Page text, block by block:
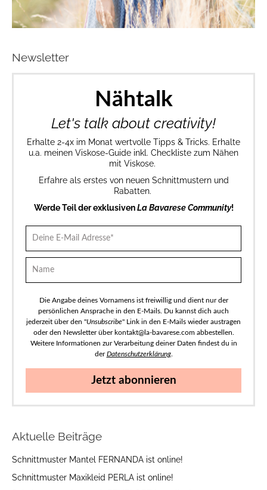
Newsletter
Nähtalk
Let's talk about creativity!
Erhalte 2-4x im Monat wertvolle Tipps & Tricks. Erhalte
u.a. meinen Viskose-Guide inkl. Checkliste zum Nähen
mit Viskose.
Erfahre als erstes von neuen Schnittmustern und
Rabatten.
Werde Teil der exklusivenLa Bavarese Community!
Die Angabe deines Vornamens ist freiwillig und dient nur der
persönlichen Ansprache in den E-Mails. Du kannst dich auch
jederzeit über den "Unsubscribe" Link in den E-Mails wieder austragen
oder den Newsletter über kontakt@la-bavarese.com abbestellen.
Weitere Informationen zur Verarbeitung deiner Daten findest du in
derDatenschutzerklärung.
Jetzt abonnieren
Aktuelle Beiträge
Schnittmuster Mantel FERNANDA ist online!
Schnittmuster Maxikleid PERLA ist online!